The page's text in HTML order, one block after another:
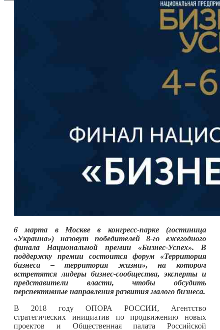
6 марта в Москве в конгресс-парке (гостиница
«Украина») назовут победителей 8-го ежегодного
финала Национальной премии «Бизнес-Успех». В
поддержку премии состоится форум «Территория
бизнеса – территория жизни», на котором
встретятся лидеры бизнес-сообщества, эксперты и
представители власти, чтобы обсудить
перспективные направления развития малого бизнеса.
В 2018 году ОПОРА РОССИИ, Агентство
стратегических инициатив по продвижению новых
проектов и Общественная палата Российской